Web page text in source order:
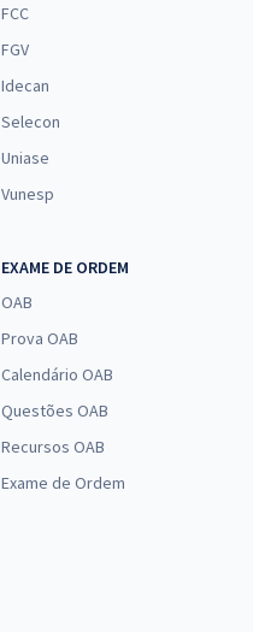
FCC
FGV
Idecan
Selecon
Uniase
Vunesp
EXAME DE ORDEM
OAB
Prova OAB
Calendário OAB
Questões OAB
Recursos OAB
Exame de Ordem